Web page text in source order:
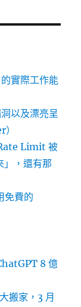
實際工作能
以及漂亮呈
Limit 被
，還有那
免費的
8 億
搬家，3 月